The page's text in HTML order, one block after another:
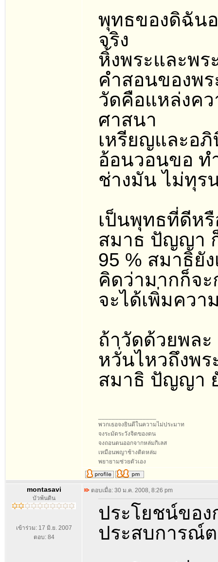
พุทธของดิฉัน
จริง
หิ้งพระและพร
คำสอนของพร
วัดคือแหล่งคว
ศาสนา
เหรียญและอ
อ้อนวอนขอ ท
ช่างมัน ไม่ทุร
เป็นพุทธที่ดีห
สมาธ ปัญญา
95 % สมาธิยั
คิดว่ามากก็จ
จะได้เพิ่มควา
ถ้าวัดด้วยพล
หวั่นไหวถึงพ
สมาธิ ปัญญา
พวกเธอจงยินดีในความไม่ประมาท
จงระมัดระวังจิตของตน
จงถอนตนออกจากหล่มกิเลส
เหมือนพญาช้างติดหล่ม
พยายามช่วยตัวเอง
montasavi
บัวพ้นดิน
เข้าร่วม: 17 มิ.ย. 2007
ตอบ: 84
ตอบเมื่อ: 30 ม.ค. 2008, 8:26 pm
ประโยชน์ขอ
ประสบการณ์ต